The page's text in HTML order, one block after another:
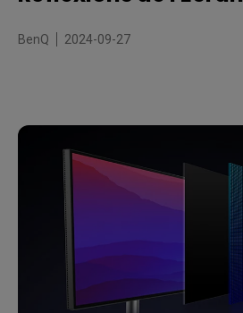
BenQ 2024-09-27